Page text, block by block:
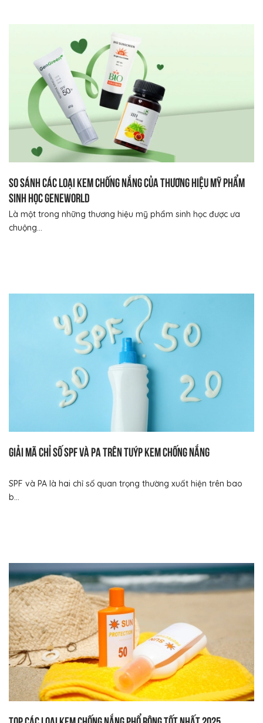
So sánh các loại kem chống nắng của thương hiệu mỹ phẩm
sinh học Geneworld
Là một trong những thương hiệu mỹ phẩm sinh học được ưa
chuộng...
Giải mã chỉ số SPF và PA trên tuýp kem chống nắng
SPF và PA là hai chỉ số quan trọng thường xuất hiện trên bao
b...